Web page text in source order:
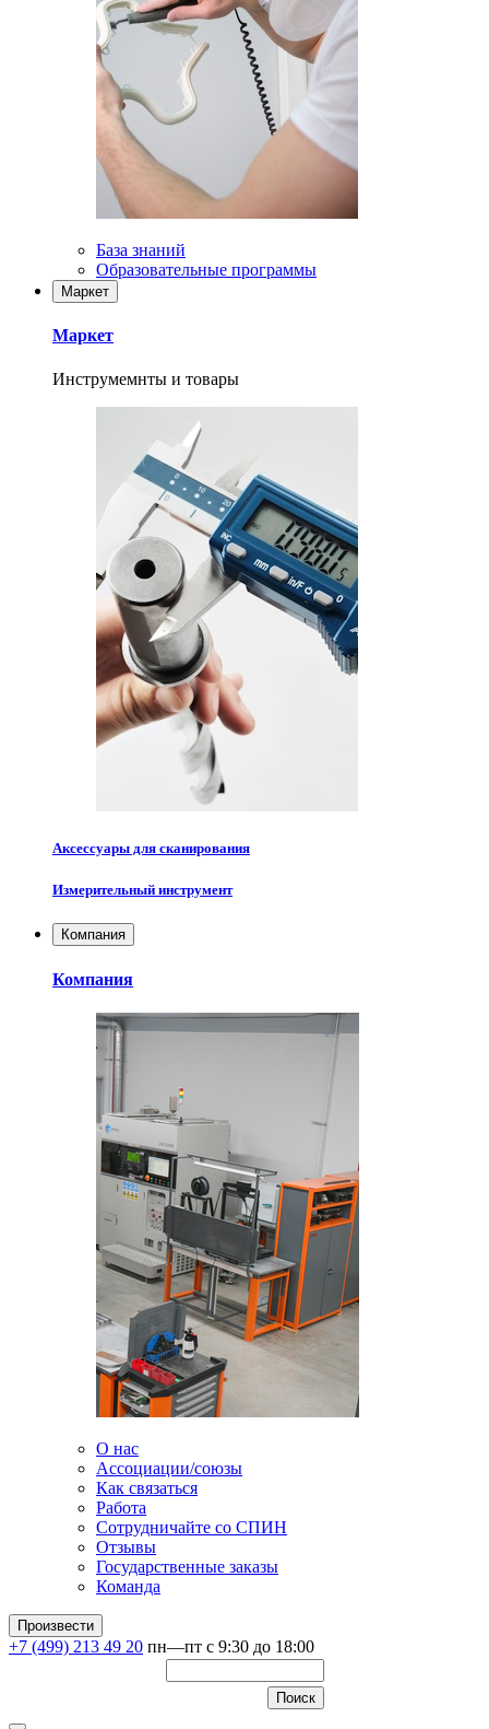
База знаний
Образовательные программы
Маркет
Маркет
Инструмемнты и товары
Аксессуары для сканирования
Измерительный инструмент
Компания
Компания
О нас
Ассоциации/союзы
Как связаться
Работа
Сотрудничайте со СПИН
Отзывы
Государственные заказы
Команда
Произвести
+7 (499) 213 49 20 пн—пт с 9:30 до 18:00